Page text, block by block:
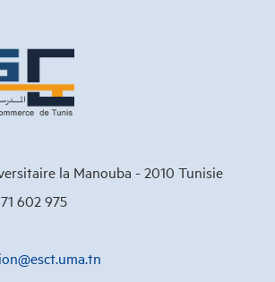
la Manouba - 2010 Tunisie
602 975